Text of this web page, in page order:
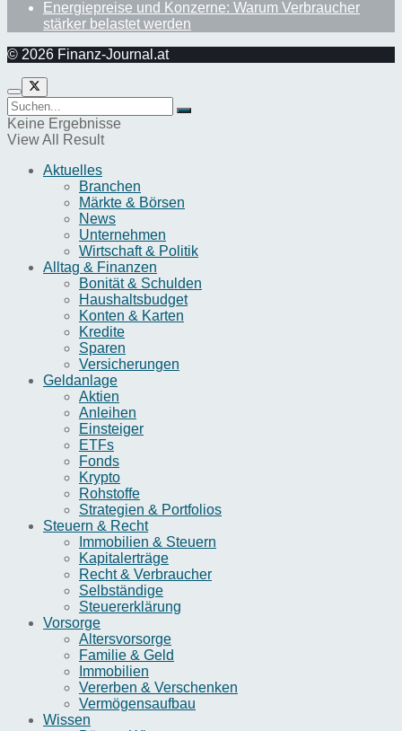
Energiepreise und Konzerne: Warum Verbraucher
stärker belastet werden
© 2026 Finanz-Journal.at
Keine Ergebnisse
View All Result
Aktuelles
Branchen
Märkte & Börsen
News
Unternehmen
Wirtschaft & Politik
Alltag & Finanzen
Bonität & Schulden
Haushaltsbudget
Konten & Karten
Kredite
Sparen
Versicherungen
Geldanlage
Aktien
Anleihen
Einsteiger
ETFs
Fonds
Krypto
Rohstoffe
Strategien & Portfolios
Steuern & Recht
Immobilien & Steuern
Kapitalerträge
Recht & Verbraucher
Selbständige
Steuererklärung
Vorsorge
Altersvorsorge
Familie & Geld
Immobilien
Vererben & Verschenken
Vermögensaufbau
Wissen